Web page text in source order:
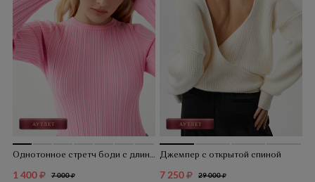
Однотонное стретч боди с длинным рукавом
1 400 7 000
Джемпер с открытой спиной
7 250 29 000